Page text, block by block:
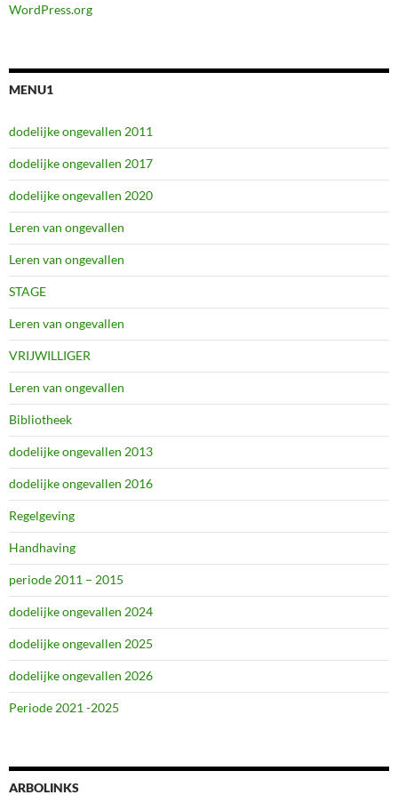
WordPress.org
MENU1
dodelijke ongevallen 2011
dodelijke ongevallen 2017
dodelijke ongevallen 2020
Leren van ongevallen
Leren van ongevallen
STAGE
Leren van ongevallen
VRIJWILLIGER
Leren van ongevallen
Bibliotheek
dodelijke ongevallen 2013
dodelijke ongevallen 2016
Regelgeving
Handhaving
periode 2011 – 2015
dodelijke ongevallen 2024
dodelijke ongevallen 2025
dodelijke ongevallen 2026
Periode 2021 -2025
ARBOLINKS